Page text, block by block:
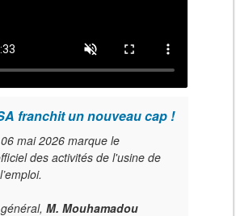
franchit un nouveau cap !
mai 2026 marque le
des activités de l'usine de
M. Mouhamadou